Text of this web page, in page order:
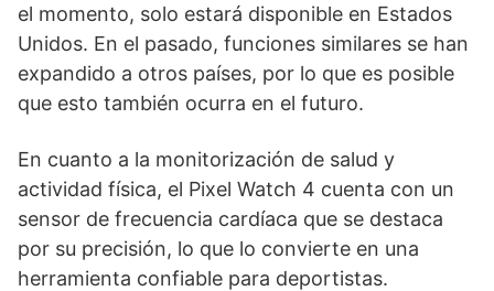
el momento, solo estará disponible en Estados
Unidos. En el pasado, funciones similares se han
expandido a otros países, por lo que es posible
que esto también ocurra en el futuro.
En cuanto a la monitorización de salud y
actividad física, el Pixel Watch 4 cuenta con un
sensor de frecuencia cardíaca que se destaca
por su precisión, lo que lo convierte en una
herramienta confiable para deportistas.